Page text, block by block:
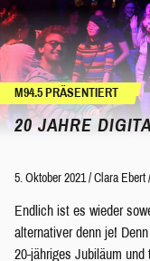
M94.5 PRÄSENTIERT
20 JAHRE
5. Oktober 2021/ Clara Ebert /
Endlich ist es wieder
alternativer denn je!
20-jähriges Jubiläum